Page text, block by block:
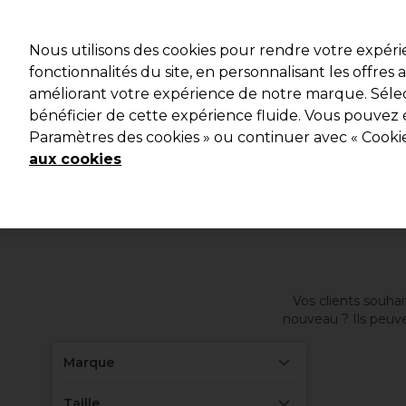
Marques Bons plans ⭐ Coiffure Electro et Matériel
Vos clients
nouveau ? Ils
Marque
Nous utilisons des cookies pour rendre votre
fonctionnalités du site, en personnalisant les offres
améliorant votre expérience de notre marque.
bénéficier de cette expérience fluide. Vous pouvez
Paramètres des cookies » ou continuer avec «
aux cookies